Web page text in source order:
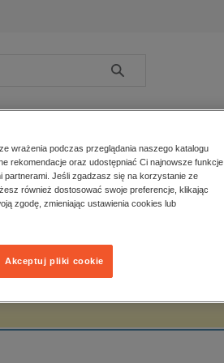
Szukaj
Zobacz wszystkie E-prasa
wrażenia podczas przeglądania naszego katalogu
rekomendacje oraz udostępniać Ci najnowsze funkcje,
partnerami. Jeśli zgadzasz się na korzystanie ze
również dostosować swoje preferencje, klikając
zgodę, zmieniając ustawienia cookies lub
Akceptuj pliki cookie